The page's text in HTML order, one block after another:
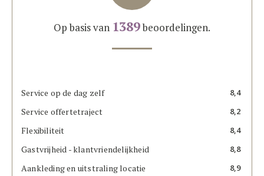
Op basis van 1389beoordelingen.
Service op de dag zelf 8,4
Service offertetraject 8,2
Flexibiliteit 8,4
Gastvrijheid - klantvriendelijkheid 8,8
Aankleding en uitstraling locatie 8,9